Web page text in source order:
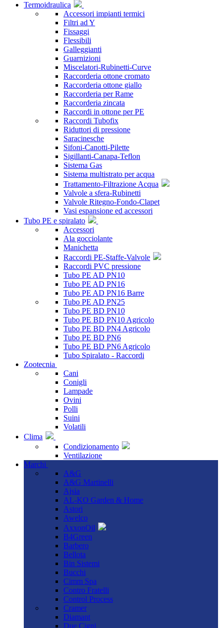
Termoidraulica
Accessori impianti termici
Filtri ad Y
Fissaggi
Flessibili
Galleggianti
Guarnizioni
Miscelatori-Rubinetti-Curve
Raccorderia ottone cromato
Raccorderia ottone giallo
Raccorderia per Rame
Raccorderia zincata
Raccordi in ottone per PE
Raccordi Tubofix
Riduttori di pressione
Saracinesche
Sifoni-Canotti-Pilette
Sigillanti-Canapa-Teflon
Sistema Gas
Sistema multistrato per acqua
Trattamento-Filtrazione Acqua
Valvole a sfera-Rubinetti
Valvole Ritegno-Fondo-Clapet
Vasi espansione ed accessori
Tubo PE e spiralato
Accessori
Ala gocciolante
Manichetta
Raccordi PE-Staffe-Valvole
Raccordi PVC pressione
Tubo PE AD PN10
Tubo PE AD PN16
Tubo PE AD PN16 Barre
Tubo PE AD PN25
Tubo PE BD PN10
Tubo PE BD PN10 Agricolo
Tubo PE BD PN4 Agricolo
Tubo PE BD PN6
Tubo PE BD PN6 Agricolo
Tubo Spiralato - Raccordi
Zootecnia
Cani
Conigli
Lampade
Ovini
Polli
Suini
Volatili
Clima
Condizionamento
Ventilazione
Marchi
A&G
A&G Martinelli
Ajsia
AL-KO Garden & Home
Astori
Awelco
AxxonOil
B4Green
Barbero
Bellota
Bin Sistemi
Bucchi
Cimm Spa
Contro Fratelli
Control Process
Cramer
Diamant
Due Cigni